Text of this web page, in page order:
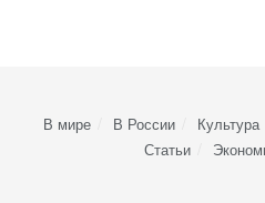
В мире В России Культура
Статьи